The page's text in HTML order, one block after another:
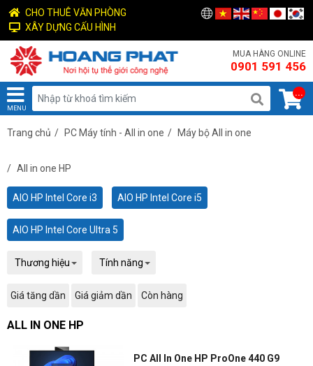
CHO THUÊ VĂN PHÒNG
XÂY DỰNG CẤU HÌNH
MUA HÀNG ONLINE
0901 591 456
MENU
...
Trang chủ / PC Máy tính - All in one / Máy bộ All in one
/ All in one HP
AIO HP Intel Core i3 AIO HP Intel Core i5
AIO HP Intel Core Ultra 5
Thương hiệu Tính năng
Giá tăng dần Giá giảm dần Còn hàng
ALL IN ONE HP
PC All In One HP ProOne 440 G9